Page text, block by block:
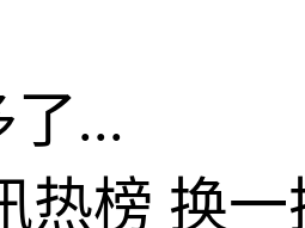
...
热榜 换一